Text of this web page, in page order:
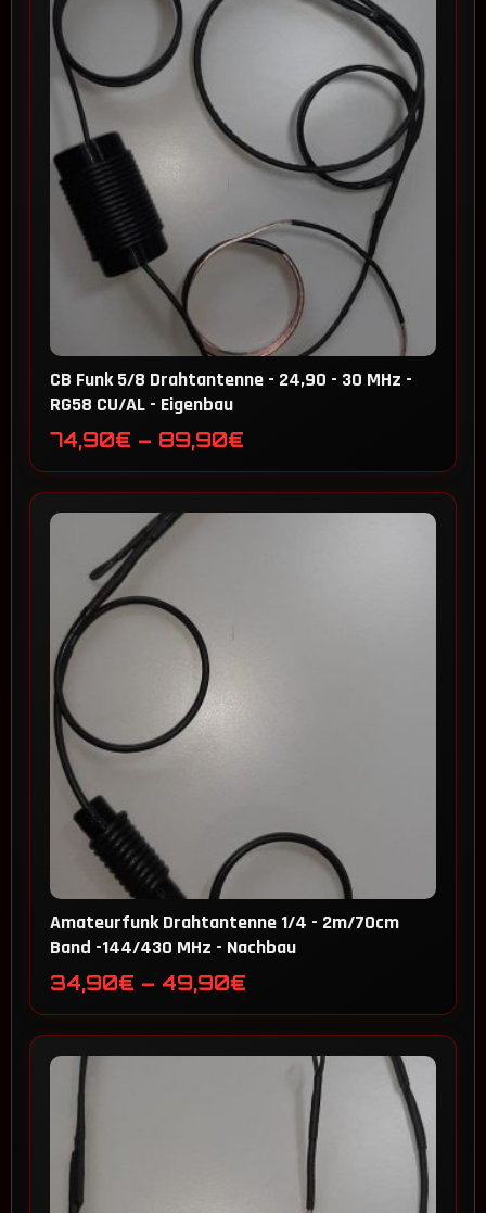
CB Funk 5/8 Drahtantenne - 24,90 - 30 MHz -
RG58 CU/AL - Eigenbau
74,90€ – 89,90€
bis
89,90€
Amateurfunk Drahtantenne 1/4 - 2m/70cm
Band -144/430 MHz - Nachbau
34,90€ – 49,90€
bis
49,90€